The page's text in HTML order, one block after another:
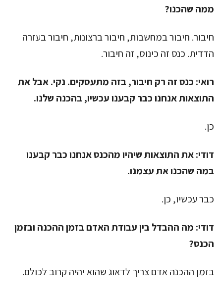
ממה שהכנו?
חיבור. חיבור במחשבות, חיבור ברצונות, חיבור בעזרה
הדדית. כנס זה כינוס, זה חיבור.
רואי: כנס זה רק חיבור, בזה מתעסקים. נקי. אבל את
התוצאות אנחנו כבר קבענו עכשיו, בהכנה שלנו.
כן.
דודי:את התוצאות שיהיו מהכנס אנחנו כבר קבענו
במה שהכנו את עצמנו.
כבר עכשיו, כן.
דודי: מה ההבדל בין עבודת האדם בזמן ההכנה ובזמן
הכנס?
בזמן ההכנה אדם צריך לדאוג שהוא יהיה קרוב לכולם.